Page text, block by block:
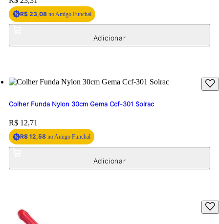
R$ 23,08 no Amigo Funchal
Colher Funda Nylon 30cm Gema Ccf-301 Solrac
Price:
R$ 12,71
R$ 12,58 no Amigo Funchal